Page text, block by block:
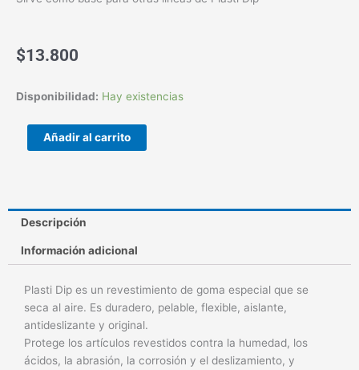
$13.800
Disponibilidad: Hay existencias
Aerosol
cantidadAñadir al carrito
Descripción
Información adicional
Plasti Dip es un revestimiento de goma especial que se
seca al aire. Es duradero, pelable, flexible, aislante,
antideslizante y original.
Protege los artículos revestidos contra la humedad, los
ácidos, la abrasión, la corrosión y el deslizamiento, y